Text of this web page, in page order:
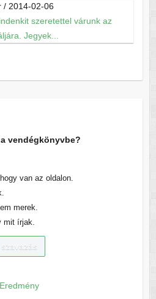
/ 2014-02-06
szeretettel várunk az
Jegyek...
vendégkönyvbe?
van az oldalon.
merek.
mit írjak.
Eredmény